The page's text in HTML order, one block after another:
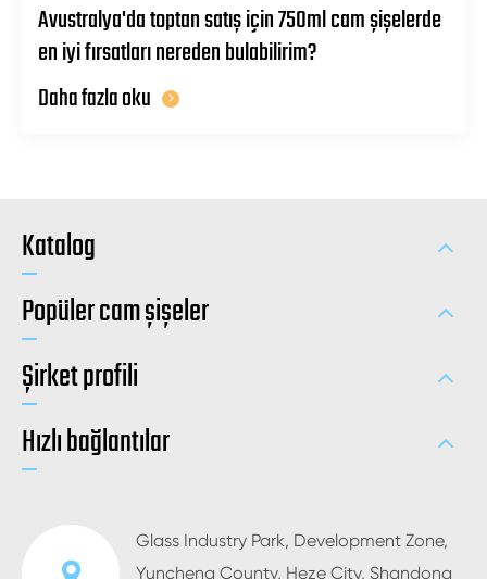
Avustralya'da toptan satış için 750ml cam şişelerde
en iyi fırsatları nereden bulabilirim?
Daha fazla oku
Katalog
Popüler cam şişeler
Şirket profili
Hızlı bağlantılar
Glass Industry Park, Development Zone,
Yuncheng County, Heze City, Shandong